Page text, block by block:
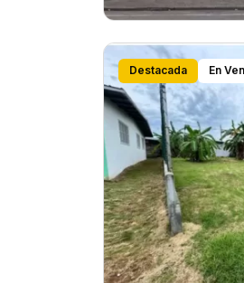
Destacada En